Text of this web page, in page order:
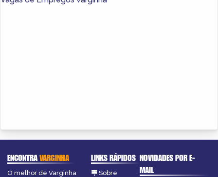
ENCONTRAVARGINHA
O melhor de Varginha
LINKS RÁPIDOS
Sobre
NOVIDADES POR E-
MAIL